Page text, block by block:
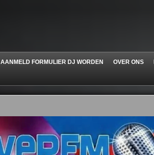
AANMELD FORMULIER DJ WORDEN OVER ONS